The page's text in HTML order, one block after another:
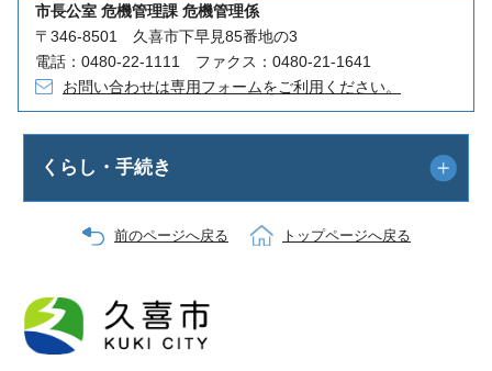
市長公室 危機管理課 危機管理係
〒346-8501 久喜市下早見85番地の3
電話：0480-22-1111 ファクス：0480-21-1641
お問い合わせは専用フォームをご利用ください。
くらし・手続き
前のページへ戻る トップページへ戻る